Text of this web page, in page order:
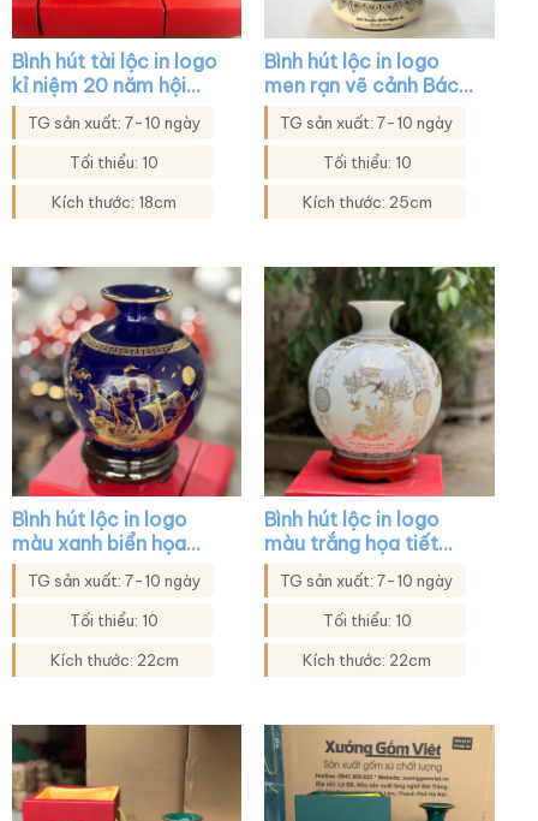
Bình hút tài lộc in logo
kỉ niệm 20 năm hội
khóa màu xanh lá họa
tiết thuận buồm xuôi
gió XG-BHL40
TG sản xuất: 7-10 ngày
Tối thiểu: 10
Kích thước: 18cm
Bình hút lộc in logo
men rạn vẽ cảnh Bác
Hồ thăm quê hương
Nghệ An XG-BHL22
TG sản xuất: 7-10 ngày
Tối thiểu: 10
Kích thước: 25cm
Bình hút lộc in logo
màu xanh biển họa
tiết thuận buồm xuôi
gió XG-BHL24
TG sản xuất: 7-10 ngày
Tối thiểu: 10
Kích thước: 22cm
Bình hút lộc in logo
màu trắng họa tiết
mẫu đơn chim trĩ XG-
BHL10
TG sản xuất: 7-10 ngày
Tối thiểu: 10
Kích thước: 22cm